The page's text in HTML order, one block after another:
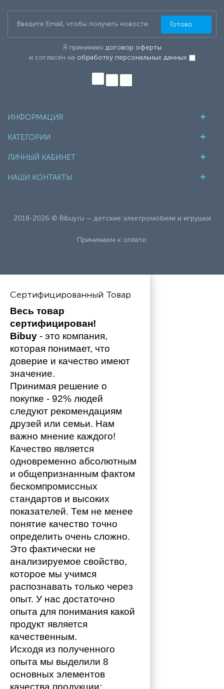
Я принимаю договор оферты
и согласен на обработку персональных данных
Готово
ИНФОРМАЦИЯ
КАТЕГОРИИ
ЛИЧНЫЙ КАБИНЕТ
НАШИ КОНТАКТЫ
2018-2026 © Bibuy.ru — детские электромобили и игрушки
Принимаем к оплате:
Сертифицированный Товар
Весь товар
сертифицирован!
Bibuy - это компания,
которая понимает, что
доверие и качество имеют
значение.
Принимая решение о
покупке - 92% людей
следуют рекомендациям
друзей или семьи. Нам
важно мнение каждого!
Качество является
одновременно абсолютным
и общепризнанным фактом
бескомпромиссных
стандартов и высоких
показателей. Тем не менее
понятие качество точно
определить очень сложно.
Это фактически не
анализируемое свойство,
которое мы учимся
распознавать только через
опыт. У нас достаточно
опыта для понимания какой
продукт является
качественным.
Исходя из полученного
опыта мы выделили 8
основных элементов
качества продукции: